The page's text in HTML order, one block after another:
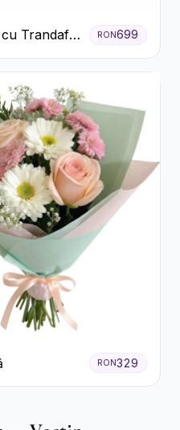
Trandafiri
RON699
RON329